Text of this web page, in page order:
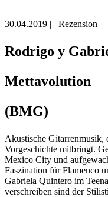
30.04.2019 | Rezension
Rodrigo y
Mettavolution
(BMG)
Akustische Gitarrenmusik,
Vorgeschichte mitbringt.
Mexico City und
Faszination für Flamenco
Gabriela Quintero im
verschreiben sind der